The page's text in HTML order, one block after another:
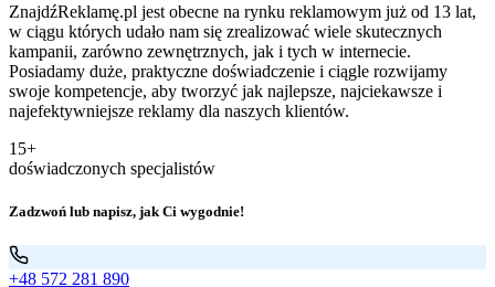
ZnajdźReklamę.pl jest obecne na rynku reklamowym już od 13 lat,
w ciągu których udało nam się zrealizować wiele skutecznych
kampanii, zarówno zewnętrznych, jak i tych w internecie.
Posiadamy duże, praktyczne doświadczenie i ciągle rozwijamy
swoje kompetencje, aby tworzyć jak najlepsze, najciekawsze i
najefektywniejsze reklamy dla naszych klientów.
15+
doświadczonych specjalistów
Zadzwoń lub napisz, jak Ci wygodnie!
+48 572 281 890